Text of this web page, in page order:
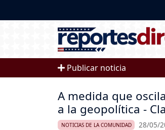
Publicar noticia
A medida que
a la geopolítica -
NOTICIAS DE LA COMUNIDAD 28/05/